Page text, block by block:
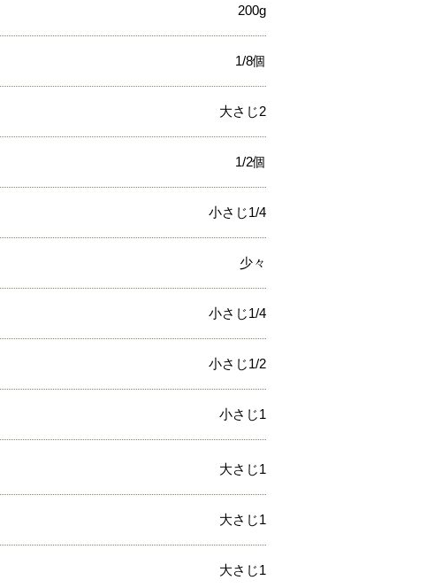
200g
1/8個
大さじ2
1/2個
小さじ1/4
少々
小さじ1/4
小さじ1/2
小さじ1
大さじ1
大さじ1
大さじ1